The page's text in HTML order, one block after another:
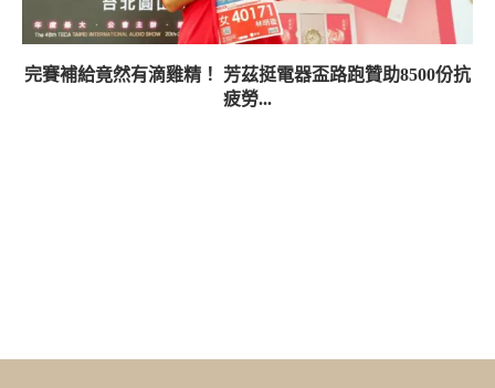
完賽補給竟然有滴雞精！ 芳茲挺電器盃路跑贊助8500份抗
疲勞...